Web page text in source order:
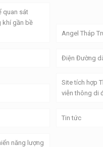
quan sát
khí gần bề
Angel Tháp
Điện Đường
Site tích hợp
viễn thông di
Tin tức
năng lượng